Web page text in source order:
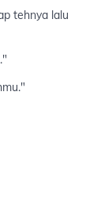
tehnya lalu